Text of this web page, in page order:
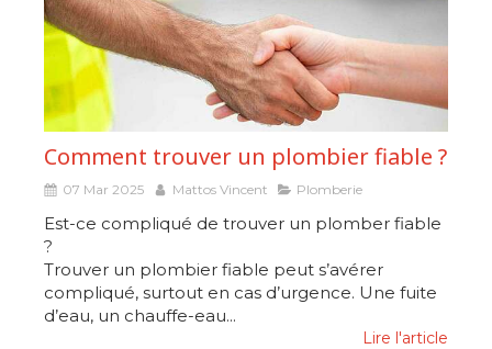
Comment trouver un plombier fiable ?
07 Mar 2025 Mattos Vincent Plomberie
Est-ce compliqué de trouver un plomber fiable
?
Trouver un plombier fiable peut s’avérer
compliqué, surtout en cas d’urgence. Une fuite
d’eau, un chauffe-eau...
Lire l'article